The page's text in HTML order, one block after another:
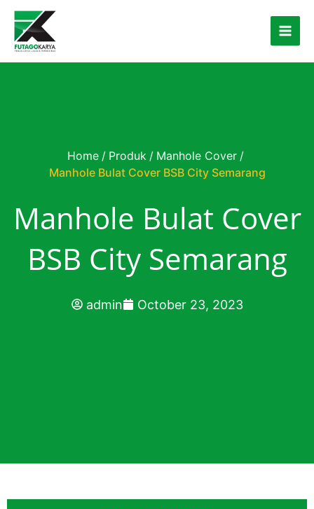
Skip to content
Home / Produk / Manhole Cover /
Manhole Bulat Cover BSB City Semarang
Manhole Bulat Cover
BSB City Semarang
admin October 23, 2023